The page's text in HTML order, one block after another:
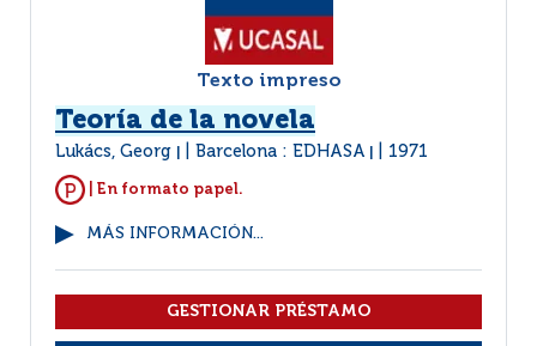
Texto impreso
Teoría de la novela
Lukács, Georg Barcelona : EDHASA 1971
| En formato papel.
MÁS INFORMACIÓN...